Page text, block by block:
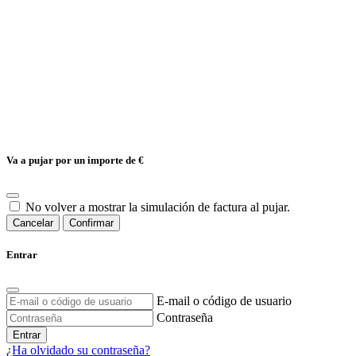
Va a pujar por un importe de €
No volver a mostrar la simulación de factura al pujar.
Cancelar Confirmar
Entrar
E-mail o código de usuario
Contraseña
Entrar
¿Ha olvidado su contraseña?